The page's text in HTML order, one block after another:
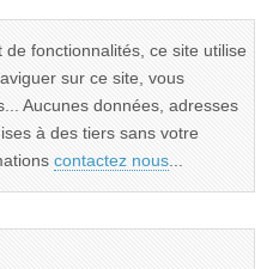
fonctionnalités, ce site utilise
sur ce site, vous
Aucunes données, adresses
à des tiers sans votre
contactez nous